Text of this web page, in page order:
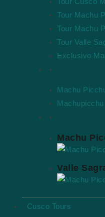
Tour Machu
Tour Machu
Tour Valle
Exclusivo
Machu
Machu
Valle
Cusco Tours